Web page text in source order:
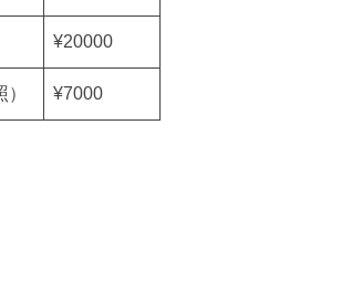
¥20000
¥7000